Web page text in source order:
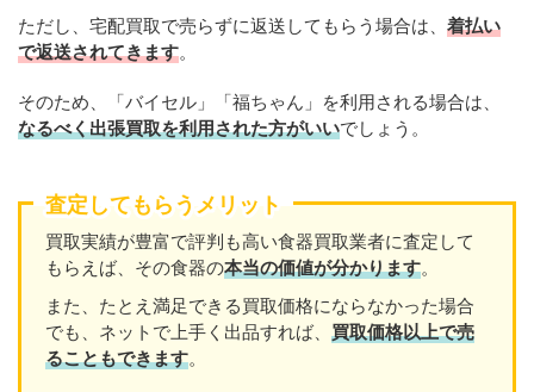
ただし、宅配買取で売らずに返送してもらう場合は、 着払い
で返送されてきます。
そのため、「バイセル」「福ちゃん」を利用される場合は、
なるべく出張買取を利用された方がいいでしょう。
査定してもらうメリット
買取実績が豊富で評判も高い食器買取業者に査定して
もらえば、その食器の本当の価値が分かります。
また、たとえ満足できる買取価格にならなかった場合
でも、ネットで上手く出品すれば、 買取価格以上で売
ることもできます。